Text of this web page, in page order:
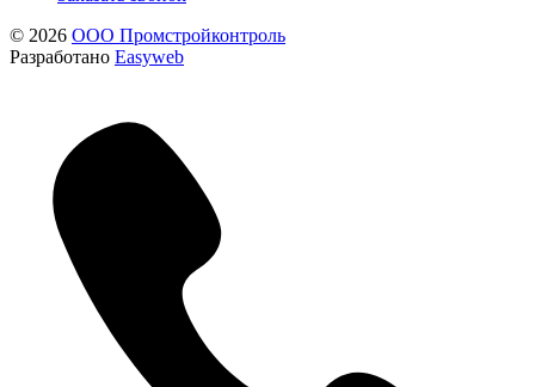
© 2026 ООО Промстройконтроль
Разработано Easyweb